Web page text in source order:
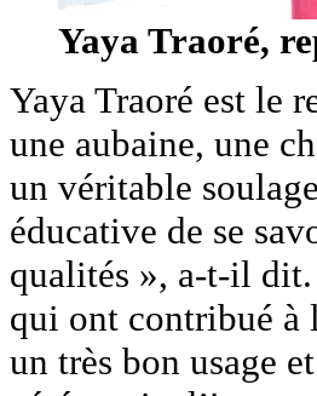
Yaya Traoré,
Yaya Traoré est le
une aubaine, une
un véritable
éducative de se
qualités », a-t-il
qui ont contribué à
un très bon usage